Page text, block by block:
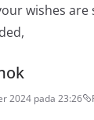
wishes
2024 pada 23:26